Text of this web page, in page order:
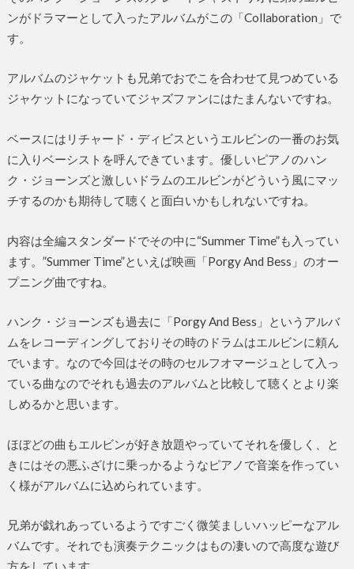
ンがドラマーとして入ったアルバムがこの「Collaboration」で
す。
アルバムのジャケットも兄弟でおでこを合わせて見つめている
ジャケットになっていてジャズファンにはたまんないですね。
ベースにはリチャード・ディビスというエルビンの一番のお気
に入りベーシストを呼んできています。優しいピアノのハン
ク・ジョーンズと激しいドラムのエルビンがどういう風にマッ
チするのかも期待して聴くと面白いかもしれないですね。
内容は全編スタンダードでその中に“Summer Time”も入ってい
ます。”Summer Time”といえば映画「Porgy And Bess」のオー
プニング曲ですね。
ハンク・ジョーンズも過去に「Porgy And Bess」というアルバ
ムをレコーディングしておりその時のドラムはエルビンに頼ん
でいます。なので今回はその時のセルフオマージュとして入っ
ている曲なのでそれも過去のアルバムと比較して聴くとより楽
しめるかと思います。
ほぼどの曲もエルビンが好き放題やっていてそれを優しく、と
きにはその悪ふざけに乗っかるようなピアノで音楽を作ってい
く様がアルバムに込められています。
兄弟が戯れあっているようですごく微笑ましいハッピーなアル
バムです。それでも演奏テクニックはもの凄いので高度な遊び
方をしています。。